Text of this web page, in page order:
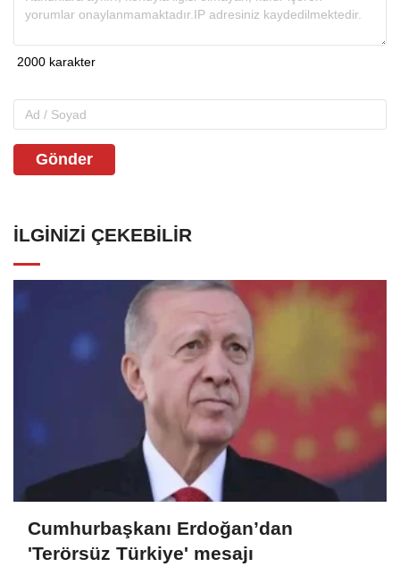
Gönder
İLGINIZI ÇEKEBILIR
Cumhurbaşkanı Erdoğan’dan
'Terörsüz Türkiye' mesajı